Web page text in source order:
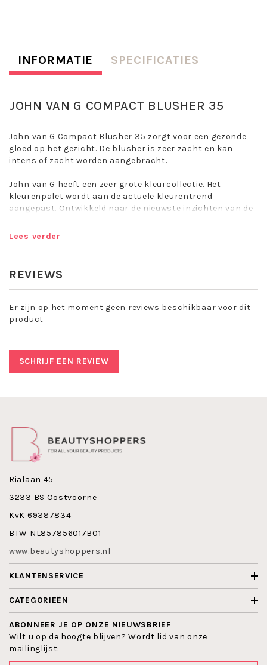
INFORMATIE SPECIFICATIES
JOHN VAN G COMPACT BLUSHER 35
John van G Compact Blusher 35 zorgt voor een gezonde
gloed op het gezicht. De blusher is zeer zacht en kan
intens of zacht worden aangebracht.
John van G heeft een zeer grote kleurcollectie. Het
kleurenpalet wordt aan de actuele kleurentrend
aangepast. Ontwikkeld naar de nieuwste inzichten van de
lang zitten.
kunt u zelf indelen en wisselen naar eigen wens, makkelijk
in gebruik en ook nog eens goed voor het milieu!
Aanbrengen: Breng met de speciale blusherkwast van
John van G is een make-up collectie met een
John van G is niet op dieren getest.
Maak nu kennis met John van G Compact Blusher 35 !
Lees verder
REVIEWS
Er zijn op het moment geen reviews beschikbaar voor dit
product
SCHRIJF EEN REVIEW
Rialaan 45
3233 BS Oostvoorne
KvK 69387834
BTW NL857856017B01
www.beautyshoppers.nl
KLANTENSERVICE
CATEGORIEËN
ABONNEER JE OP ONZE NIEUWSBRIEF
Wilt u op de hoogte blijven? Wordt lid van onze
mailinglijst: